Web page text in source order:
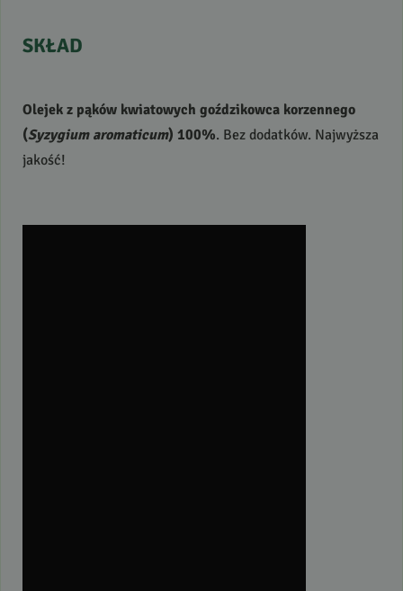
SKŁAD
Olejek z pąków kwiatowych goździkowca korzennego
(Syzygium aromaticum) 100%. Bez dodatków. Najwyższa
jakość!